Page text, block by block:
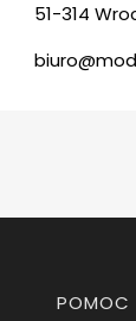
51-314
Linki w
POMOC